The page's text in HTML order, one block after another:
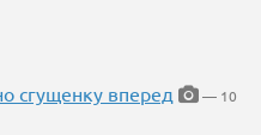
сгущенку вперед
— 10